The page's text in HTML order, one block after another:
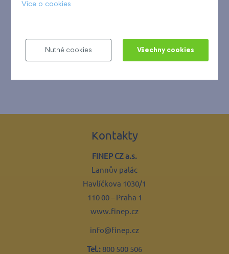
Kontakty
FINEP CZ a.s.
Lannův palác
Havlíčkova 1030/1
110 00 – Praha 1
www.finep.cz
info@finep.cz
Tel.: 800 500 506
Více o cookies
Nutné cookies Všechny cookies